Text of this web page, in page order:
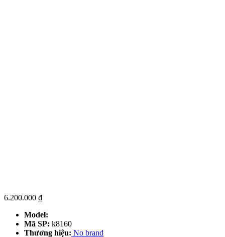
6.200.000 ₫
Model:
Mã SP: k8160
Thương hiệu: No brand